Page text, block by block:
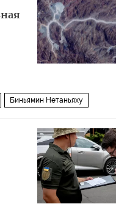
Биньямин Нетаньяху